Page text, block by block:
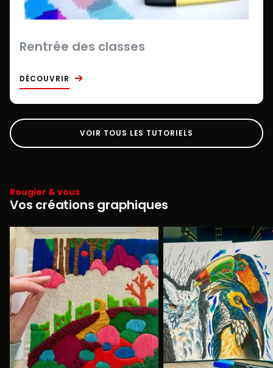
Rentrée des classes
DÉCOUVRIR
VOIR TOUS LES TUTORIELS
Rougier & vous
Vos créations graphiques